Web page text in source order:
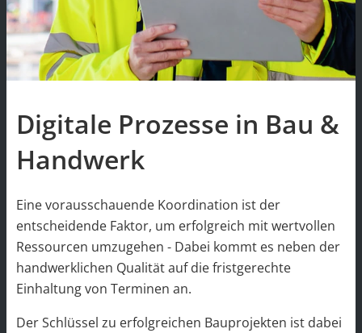
Digitale Prozesse in Bau &
Handwerk
Eine vorausschauende Koordination ist der
entscheidende Faktor, um erfolgreich mit wertvollen
Ressourcen umzugehen - Dabei kommt es neben der
handwerklichen Qualität auf die fristgerechte
Einhaltung von Terminen an.
Der Schlüssel zu erfolgreichen Bauprojekten ist dabei